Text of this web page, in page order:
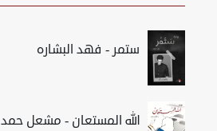
ستمر - فهد البشاره
الله المستعان - مشعل حمد